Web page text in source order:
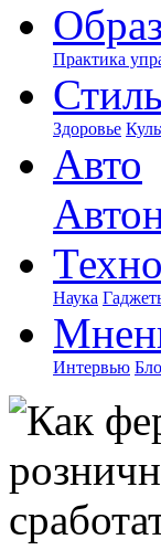
Практика
Здоровье
Авто
Наука
Интервью